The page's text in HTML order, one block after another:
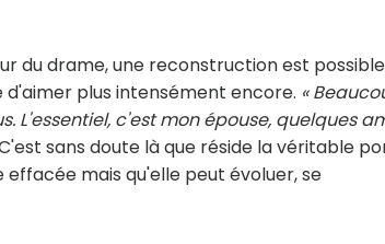
du drame, une reconstruction est
d'aimer plus intensément encore. «
L'essentiel, c'est mon épouse, quelques
sans doute là que réside la véritable
mais qu'elle peut évoluer, se